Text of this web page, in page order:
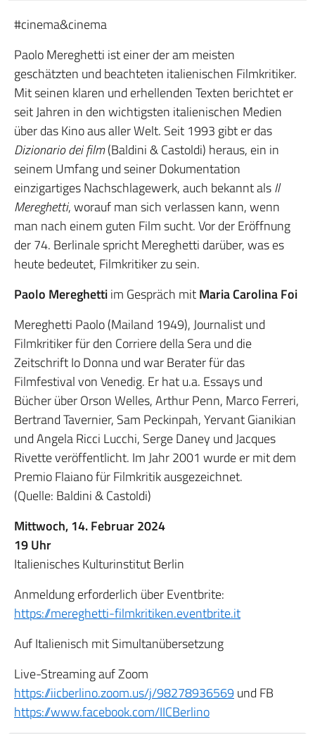
#cinema&cinema
Paolo Mereghetti ist einer der am meisten
geschätzten und beachteten italienischen Filmkritiker.
Mit seinen klaren und erhellenden Texten berichtet er
seit Jahren in den wichtigsten italienischen Medien
über das Kino aus aller Welt. Seit 1993 gibt er das
Dizionario dei film(Baldini & Castoldi) heraus, ein in
seinem Umfang und seiner Dokumentation
einzigartiges Nachschlagewerk, auch bekannt alsIl
Mereghetti, worauf man sich verlassen kann, wenn
man nach einem guten Film sucht. Vor der Eröffnung
der 74. Berlinale spricht Mereghetti darüber, was es
heute bedeutet, Filmkritiker zu sein.
Paolo Mereghettiim Gespräch mitMaria Carolina Foi
Mereghetti Paolo (Mailand 1949), Journalist und
Filmkritiker für den Corriere della Sera und die
Zeitschrift Io Donna und war Berater für das
Filmfestival von Venedig. Er hat u.a. Essays und
Bücher über Orson Welles, Arthur Penn, Marco Ferreri,
Bertrand Tavernier, Sam Peckinpah, Yervant Gianikian
und Angela Ricci Lucchi, Serge Daney und Jacques
Rivette veröffentlicht. Im Jahr 2001 wurde er mit dem
Premio Flaiano für Filmkritik ausgezeichnet.
(Quelle: Baldini & Castoldi)
Mittwoch, 14. Februar 2024
19 Uhr
Italienisches Kulturinstitut Berlin
Anmeldung erforderlich über Eventbrite:
https://mereghetti-filmkritiken.eventbrite.it
Auf Italienisch mit Simultanübersetzung
Live-Streaming auf Zoom
https://iicberlino.zoom.us/j/98278936569 und FB
https://www.facebook.com/IICBerlino